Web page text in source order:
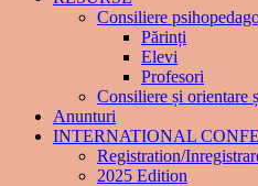
Consiliere
Părinți
Elevi
Profesori
Consiliere și orientare
Anunturi
INTERNATIONAL
Registration/
2025 Edition